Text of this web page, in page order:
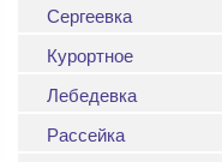
Сергеевка
Курортное
Лебедевка
Рассейка